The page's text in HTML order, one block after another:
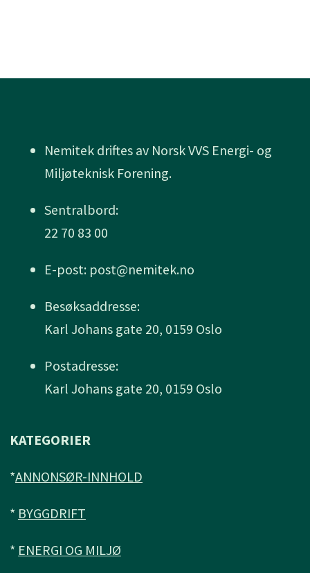
Nemitek driftes av Norsk VVS Energi- og
Miljøteknisk Forening.
Sentralbord:
22 70 83 00
E-post: post@nemitek.no
Besøksaddresse:
Karl Johans gate 20, 0159 Oslo
Postadresse:
Karl Johans gate 20, 0159 Oslo
KATEGORIER
*ANNONSØR-INNHOLD
* BYGGDRIFT
* ENERGI OG MILJØ